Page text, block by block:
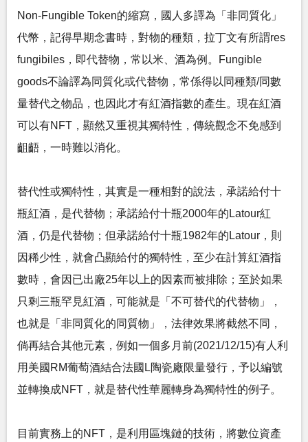
Non-Fungible Token的縮寫，國人多譯為「非同質化」
代幣，記得早期念書時，對物的種類，拉丁文有所謂res
fungibiles，即代替物，常以米、酒為例。Fungible
goods不論譯為同質化或代替物，常係得以同種類/同數
量替代之物品，也因此才有紅酒指數的產生。現在紅酒
可以有NFT，顯然又重視其獨特性，傳統觀念不免感到
齟齬，一時難以消化。
替代性或獨特性，其實是一種相對的說法，承諾給付十
瓶紅酒，是代替物；承諾給付十瓶2000年的Latour紅
酒，仍是代替物；但承諾給付十瓶1982年的Latour，則
因稀少性，就會凸顯給付的獨特性，至少在計算紅酒指
數時，會因已出廠25年以上的因素而被排除；至於如果
只剩三瓶罕見紅酒，可能就是「不可替代的代替物」，
也就是「非同質化的同質物」，法律效果將截然不同，
倘再結合其他元素，例如一個多月前(2021/12/15)有人利
用美國RM葡萄酒結合法國L陶瓷廠限量發行，予以編號
並轉換成NFT，就是替代性華麗轉身為獨特性的例子。
目前實務上的NFT，是利用區塊鏈的技術，將數位資產